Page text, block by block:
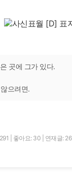
곳에 그가 있다.
으려면.
좋아요: 30 연재글: 26